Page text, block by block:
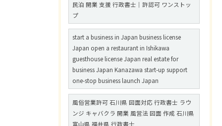
民泊 開業 支援 行政書士｜許認可 ワンストッ
プ
start a business in Japan business license
Japan open a restaurant in Ishikawa
guesthouse license Japan real estate for
business Japan Kanazawa start-up support
one-stop business launch Japan
風俗営業許可 石川県 図面対応 行政書士 ラウ
ンジ キャバクラ 開業 風営法 図面 作成 石川県
富山県 福井県 行政書士